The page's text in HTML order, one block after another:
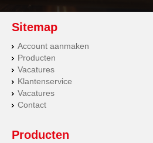
Sitemap
Account aanmaken
Producten
Vacatures
Klantenservice
Vacatures
Contact
Producten